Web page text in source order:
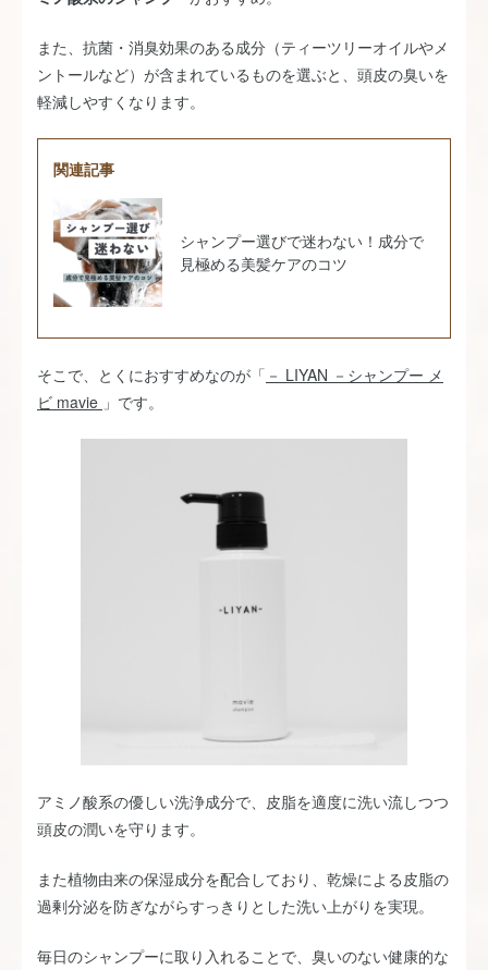
また、抗菌・消臭効果のある成分（ティーツリーオイルやメ
ントールなど）が含まれているものを選ぶと、頭皮の臭いを
軽減しやすくなります。
関連記事
シャンプー選びで迷わない！成分で
見極める美髪ケアのコツ
そこで、とくにおすすめなのが「 － LIYAN －シャンプー メ
ビ mavie 」です。
アミノ酸系の優しい洗浄成分で、皮脂を適度に洗い流しつつ
頭皮の潤いを守ります。
また植物由来の保湿成分を配合しており、乾燥による皮脂の
過剰分泌を防ぎながらすっきりとした洗い上がりを実現。
毎日のシャンプーに取り入れることで、臭いのない健康的な